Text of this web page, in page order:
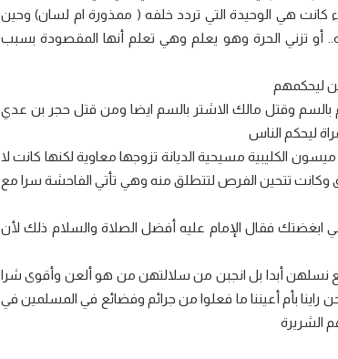
كانت هي الوحيدة التي تردد خلفه ( ممذورة ام لسان) وحين
أو تزني الحرة وهو يعلم وهي تعلم أنها المقصودة بسبب
ليحكمهم
وقتل مالك الاشتر بالسم ايضا ومن قتل حجر بن عدي
ليحكم الناس
الكليبية مسيحية الديانة تزوجها معاوية لكنها كانت لا
وكانت تتحين الفرص لتتطلق منه وهي تأتي الفاحشة سرا مع
ابغضتك فقال الإمام عليه أفضل الصلاة والسلام ذلك لأن
نسلهن أبدا بل انجبن من سلالتهن من هو ألعن وأقوى شرا
راينا بأم أعيننا ما فعلوا من جرائم وفضائع في المسلمين في
الشريرة